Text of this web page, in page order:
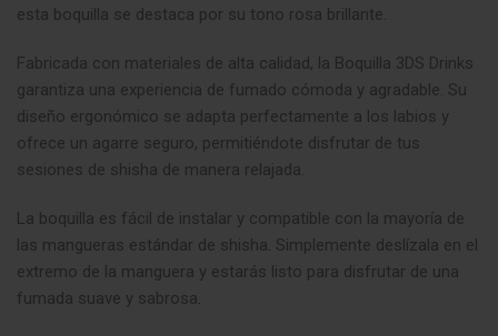
esta boquilla se destaca por su tono rosa brillante.
Fabricada con materiales de alta calidad, la Boquilla 3DS Drinks
garantiza una experiencia de fumado cómoda y agradable. Su
diseño ergonómico se adapta perfectamente a los labios y
ofrece un agarre seguro, permitiéndote disfrutar de tus
sesiones de shisha de manera relajada.
La boquilla es fácil de instalar y compatible con la mayoría de
las mangueras estándar de shisha. Simplemente deslízala en el
extremo de la manguera y estarás listo para disfrutar de una
fumada suave y sabrosa.